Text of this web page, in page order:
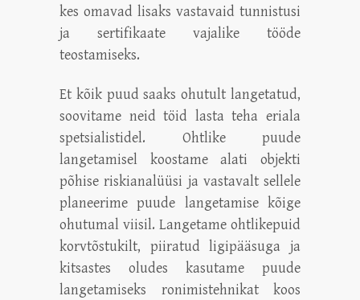
kes omavad lisaks vastavaid tunnistusi
ja sertifikaate vajalike tööde
teostamiseks.
Et kõik puud saaks ohutult langetatud,
soovitame neid töid lasta teha eriala
spetsialistidel. Ohtlike puude
langetamisel koostame alati objekti
põhise riskianalüüsi ja vastavalt sellele
planeerime puude langetamise kõige
ohutumal viisil. Langetame ohtlikepuid
korvtõstukilt, piiratud ligipääsuga ja
kitsastes oludes kasutame puude
langetamiseks ronimistehnikat koos